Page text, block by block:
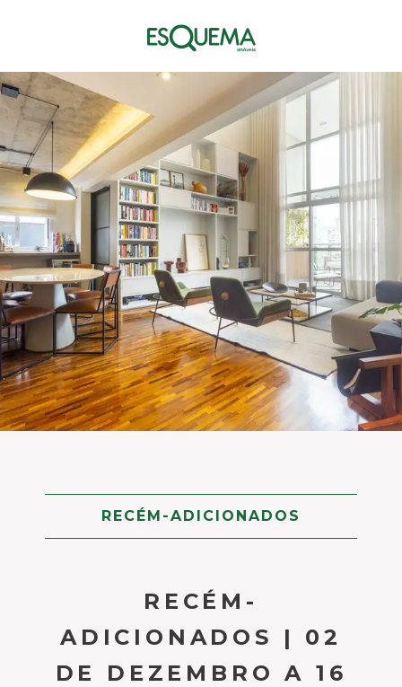
RECÉM-ADICIONADOS
RECÉM-
ADICIONADOS | 02
DE DEZEMBRO A 16